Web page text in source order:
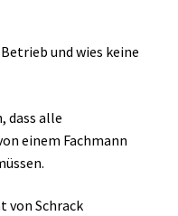
und wies keine
dass alle
einem Fachmann
von Schrack